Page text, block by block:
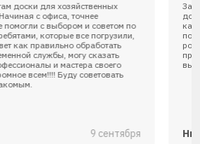
доски для хозяйственных
с офиса, точнее
помогли с выбором и советом по
которые все погрузили,
как правильно обработать
службы, могу сказать
и мастера своего
всем!!!! Буду советовать
9 сентября